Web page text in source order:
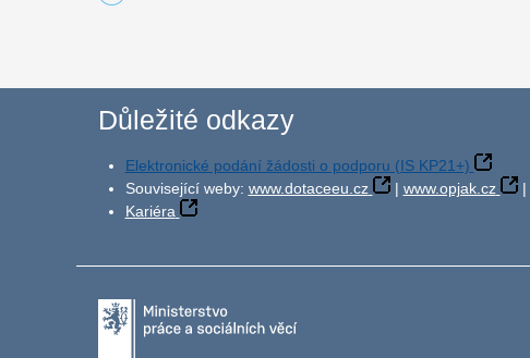
Důležité odkazy
Elektronické podání žádosti o podporu (IS KP21+)
Související weby: www.dotaceeu.cz | www.opjak.cz |
Kariéra